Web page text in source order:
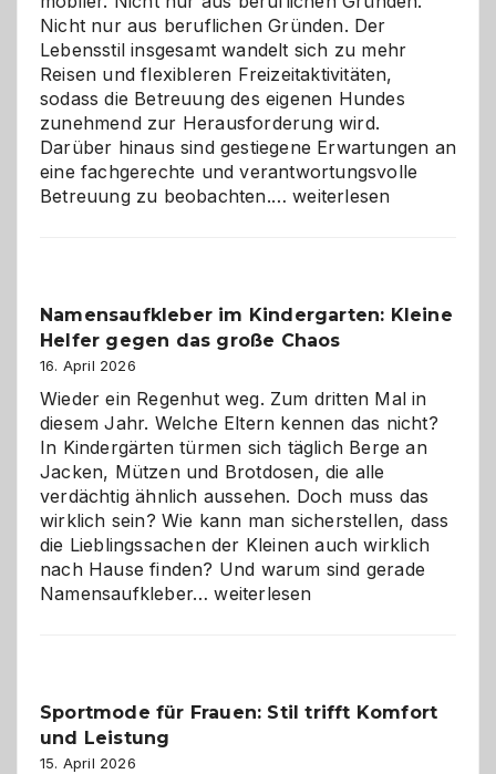
Nicht nur aus beruflichen Gründen. Der
Lebensstil insgesamt wandelt sich zu mehr
Reisen und flexibleren Freizeitaktivitäten,
sodass die Betreuung des eigenen Hundes
zunehmend zur Herausforderung wird.
Darüber hinaus sind gestiegene Erwartungen an
eine fachgerechte und verantwortungsvolle
Betreuung zu beobachten.…Betreuung
ist
eine
Wahl?
weiterlesen
Namensaufkleber im Kindergarten: Kleine
Helfer gegen das große Chaos
16. April 2026
Wieder ein Regenhut weg. Zum dritten Mal in
diesem Jahr. Welche Eltern kennen das nicht?
In Kindergärten türmen sich täglich Berge an
Jacken, Mützen und Brotdosen, die alle
verdächtig ähnlich aussehen. Doch muss das
wirklich sein? Wie kann man sicherstellen, dass
die Lieblingssachen der Kleinen auch wirklich
nach Hause finden? Und warum sind gerade
Namensaufkleber…Namensaufkleber
gegen
weiterlesen
Sportmode für Frauen: Stil trifft Komfort
und Leistung
15. April 2026